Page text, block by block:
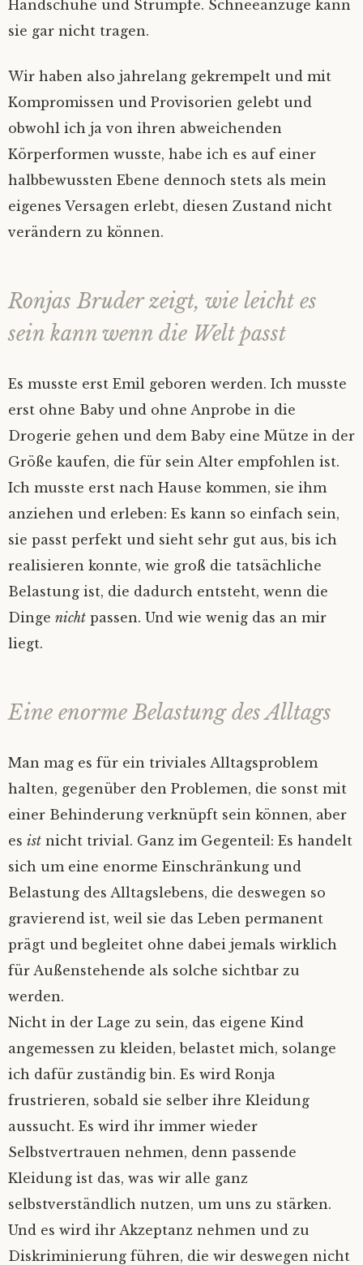
Handschuhe und Strümpfe. Schneeanzüge kann
sie gar nicht tragen.
Wir haben also jahrelang gekrempelt und mit
Kompromissen und Provisorien gelebt und
obwohl ich ja von ihren abweichenden
Körperformen wusste, habe ich es auf einer
halbbewussten Ebene dennoch stets als mein
eigenes Versagen erlebt, diesen Zustand nicht
verändern zu können.
Ronjas Bruder zeigt, wie leicht es
sein kann wenn die Welt passt
Es musste erst Emil geboren werden. Ich musste
erst ohne Baby und ohne Anprobe in die
Drogerie gehen und dem Baby eine Mütze in der
Größe kaufen, die für sein Alter empfohlen ist.
Ich musste erst nach Hause kommen, sie ihm
anziehen und erleben: Es kann so einfach sein,
sie passt perfekt und sieht sehr gut aus, bis ich
realisieren konnte, wie groß die tatsächliche
Belastung ist, die dadurch entsteht, wenn die
Dinge nicht passen. Und wie wenig das an mir
liegt.
Eine enorme Belastung des Alltags
Man mag es für ein triviales Alltagsproblem
halten, gegenüber den Problemen, die sonst mit
einer Behinderung verknüpft sein können, aber
es ist nicht trivial. Ganz im Gegenteil: Es handelt
sich um eine enorme Einschränkung und
Belastung des Alltagslebens, die deswegen so
gravierend ist, weil sie das Leben permanent
prägt und begleitet ohne dabei jemals wirklich
für Außenstehende als solche sichtbar zu
werden.
Nicht in der Lage zu sein, das eigene Kind
angemessen zu kleiden, belastet mich, solange
ich dafür zuständig bin. Es wird Ronja
frustrieren, sobald sie selber ihre Kleidung
aussucht. Es wird ihr immer wieder
Selbstvertrauen nehmen, denn passende
Kleidung ist das, was wir alle ganz
selbstverständlich nutzen, um uns zu stärken.
Und es wird ihr Akzeptanz nehmen und zu
Diskriminierung führen, die wir deswegen nicht